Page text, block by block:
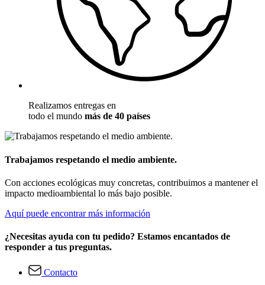
Realizamos entregas en
todo el mundo más de 40 países
Trabajamos respetando el medio ambiente.
Con acciones ecológicas muy concretas, contribuimos a mantener el
impacto medioambiental lo más bajo posible.
Aquí puede encontrar más información
¿Necesitas ayuda con tu pedido? Estamos encantados de
responder a tus preguntas.
Contacto